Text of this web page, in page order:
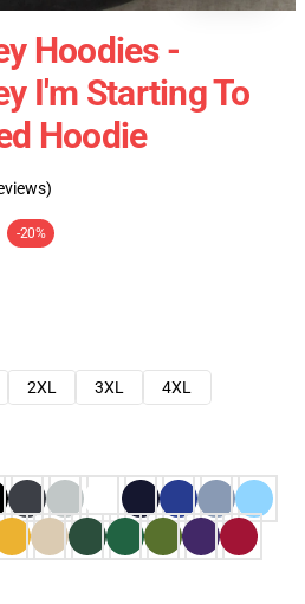
Hoodies -
I'm Starting To
Hoodie
-20%
2XL 3XL
4XL